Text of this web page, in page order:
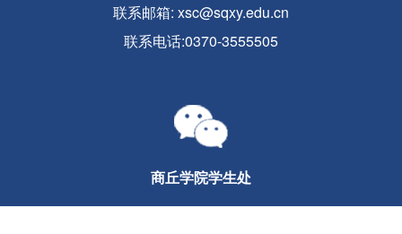
联系邮箱: xsc@sqxy.edu.cn
联系电话:0370-3555505
商丘学院学生处